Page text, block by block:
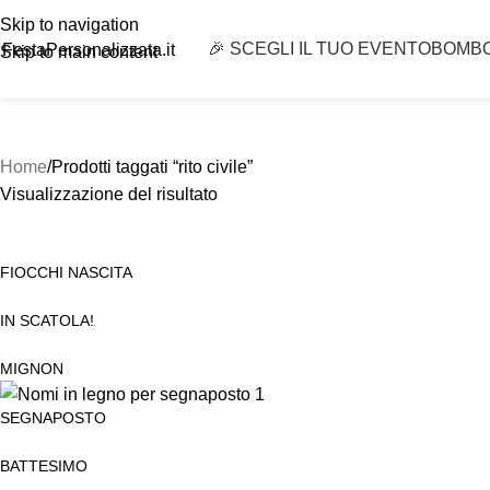
Skip to navigation
Skip to main content
FestaPersonalizzata.it 🎉 SCEGLI IL TUO EVENTO
Home Prodotti taggati “rito civile”
Visualizzazione del risultato
FIOCCHI NASCITA
IN SCATOLA!
MIGNON
SEGNAPOSTO
BATTESIMO